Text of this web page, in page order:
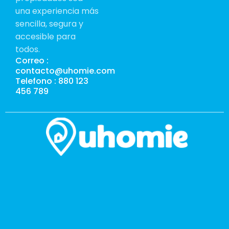
una experiencia más
sencilla, segura y
accesible para
todos.
Correo :
contacto@uhomie.com
Telefono : 880 123
456 789